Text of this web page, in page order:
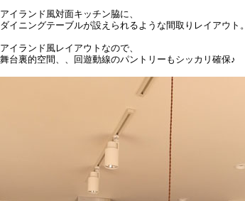
アイランド風対面キッチン脇に、
ダイニングテーブルが設えられるような間取りレイアウト。
アイランド風レイアウトなので、
舞台裏的空間、、回遊動線のパントリーもシッカリ確保♪